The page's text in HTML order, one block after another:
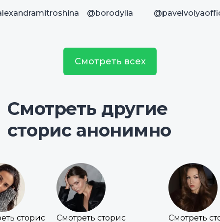
@borodylia
Смотреть всех
Смотреть другие
сторис анонимно
сторис Смотреть сторис Смотреть